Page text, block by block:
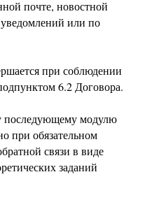
почте, новостной
или по
при соблюдении
6.2 Договора.
последующему модулю
при обязательном
связи в виде
заданий